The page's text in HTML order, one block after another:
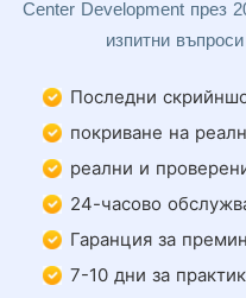
Center Development през
изпитни
Последни
покриване на
реални и
24-часово
Гаранция за
7-10 дни за